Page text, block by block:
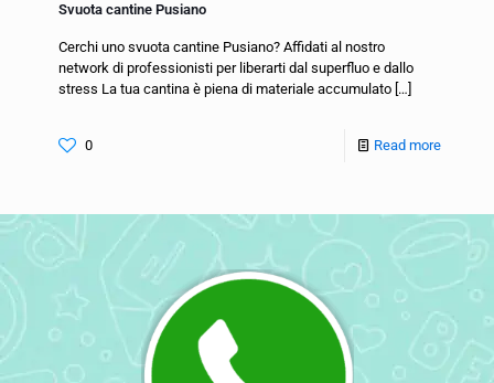
Svuota cantine Pusiano
Cerchi uno svuota cantine Pusiano? Affidati al nostro
network di professionisti per liberarti dal superfluo e dallo
stress La tua cantina è piena di materiale accumulato […]
0 Read more